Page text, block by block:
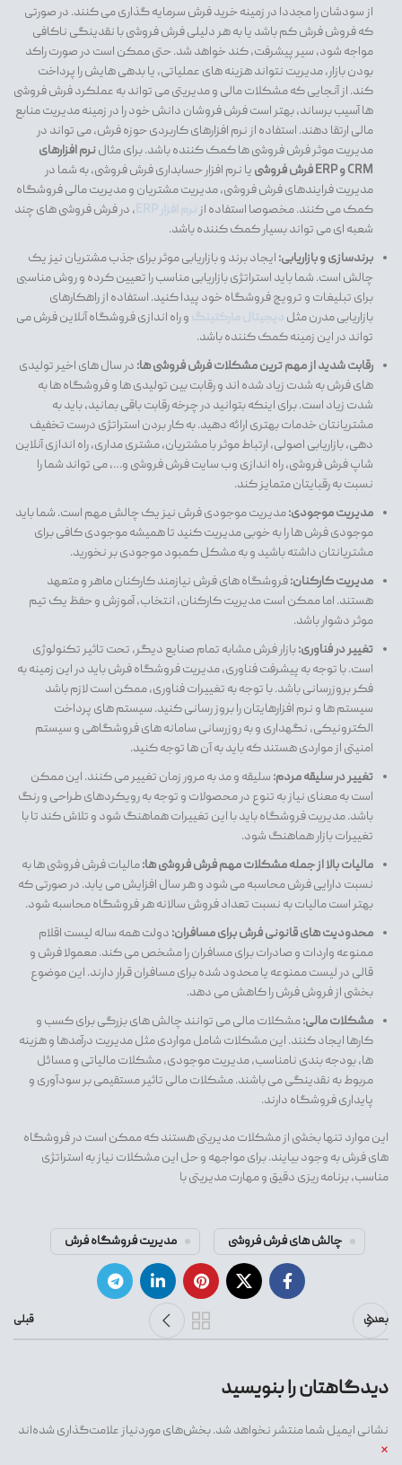
از سودشان را مجددا در زمینه خرید فرش سرمایه گذاری می کنند. در صورتی
که فروش فرش کم باشد یا به هر دلیلی فرش فروشی با نقدینگی ناکافی
مواجه شود، سیر پیشرفت، کند خواهد شد. حتی ممکن است در صورت راکد
بودن بازار، مدیریت نتواند هزینه های عملیاتی، یا بدهی هایش را پرداخت
کند. از آنجایی که مشکلات مالی و مدیریتی می تواند به عملکرد فرش فروشی
ها آسیب برساند، بهتر است فرش فروشان دانش خود را در زمینه مدیریت منابع
مالی ارتقا دهند. استفاده از نرم افزارهای کاربردی حوزه فرش، می تواند در
مدیریت موثر فرش فروشی ها کمک کننده باشد. برای مثالنرم افزارهای
CRM و ERP فرش فروشی
یا نرم افزار حسابداری فرش فروشی، به شما در
مدیریت فرایندهای فرش فروشی، مدیریت مشتریان و مدیریت مالی فروشگاه
کمک می کنند. مخصوصا استفاده ازنرم افزار ERP
، در فرش فروشی های چند
شعبه ای می تواند بسیار کمک کننده باشد.
برندسازی و بازاریابی: ایجاد برند و بازاریابی موثر برای جذب مشتریان نیز یک
چالش است. شما باید استراتژی بازاریابی مناسب را تعیین کرده و روش مناسبی
برای تبلیغات و ترویج فروشگاه خود پیدا کنید. استفاده از راهکارهای
بازاریابی مدرن مثل دیجیتال مارکتینگ و راه اندازی فروشگاه آنلاین فرش می
تواند در این زمینه کمک کننده باشد.
رقابت شدید از مهم ترین مشکلات فرش فروشی ها: در سال های اخیر تولیدی
های فرش به شدت زیاد شده اند و رقابت بین تولیدی ها و فروشگاه ها به
شدت زیاد است. برای اینکه بتوانید در چرخه رقابت باقی بمانید، باید به
مشتریانتان خدمات بهتری ارائه دهید. به کار بردن استراتژی درست تخفیف
دهی، بازاریابی اصولی، ارتباط موثر با مشتریان، مشتری مداری، راه اندازی آنلاین
شاپ فرش فروشی، راه اندازی وب سایت فرش فروشی و…، می تواند شما را
نسبت به رقبایتان متمایز کند.
مدیریت موجودی:مدیریت موجودی فرش نیز یک چالش مهم است. شما باید
موجودی فرش ها را به خوبی مدیریت کنید تا همیشه موجودی کافی برای
مشتریانتان داشته باشید و به مشکل کمبود موجودی بر نخورید.
مدیریت کارکنان:فروشگاه های فرش نیازمند کارکنان ماهر و متعهد
هستند. اما ممکن است مدیریت کارکنان، انتخاب، آموزش و حفظ یک تیم
موثر دشوار باشد.
تغییر در فناوری:بازار فرش مشابه تمام صنایع دیگر، تحت تاثیر تکنولوژی
است. با توجه به پیشرفت فناوری، مدیریت فروشگاه فرش باید در این زمینه به
فکر بروزرسانی باشد. با توجه به تغییرات فناوری، ممکن است لازم باشد
سیستم ها و نرم افزارهایتان را بروز رسانی کنید. سیستم های پرداخت
الکترونیکی، نگهداری و به روزرسانی سامانه های فروشگاهی و سیستم
امنیتی از مواردی هستند که باید به آن ها توجه کنید.
تغییر در سلیقه مردم: سلیقه و مد به مرور زمان تغییر می کنند. این ممکن
است به معنای نیاز به تنوع در محصولات و توجه به رویکردهای طراحی و رنگ
باشد. مدیریت فروشگاه باید با این تغییرات هماهنگ شود و تلاش کند تا با
تغییرات بازار هماهنگ شود.
مالیات بالا از جمله مشکلات مهم فرش فروشی ها:مالیات فرش فروشی ها به
نسبت دارایی فرش محاسبه می شود و هر سال افزایش می یابد. در صورتی که
بهتر است مالیات به نسبت تعداد فروش سالانه هر فروشگاه محاسبه شود.
محدودیت های قانونی فرش برای مسافران: دولت همه ساله لیست اقلام
ممنوعه واردات و صادرات برای مسافران را مشخص می کند. معمولا فرش و
قالی در لیست ممنوعه یا محدود شده برای مسافران قرار دارند. این موضوع
بخشی از فروش فرش را کاهش می دهد.
مشکلات مالی:مشکلات مالی می توانند چالش های بزرگی برای کسب و
کارها ایجاد کنند. این مشکلات شامل مواردی مثل مدیریت درآمدها و هزینه
ها، بودجه بندی نامناسب، مدیریت موجودی، مشکلات مالیاتی و مسائل
مربوط به نقدینگی می باشند. مشکلات مالی تاثیر مستقیمی بر سودآوری و
پایداری فروشگاه دارند.
این موارد تنها بخشی از مشکلات مدیریتی هستند که ممکن است در فروشگاه
های فرش به وجود بیایند. برای مواجهه و حل این مشکلات نیاز به استراتژی
مناسب، برنامه ریزی دقیق و مهارت مدیریتی با
چالش های فرش فروشی مدیریت فروشگاه فرش
بعدی قبلی
دیدگاهتان را بنویسید
نشانی ایمیل شما منتشر نخواهد شد.بخش‌های موردنیاز علامت‌گذاری شده‌اند
*